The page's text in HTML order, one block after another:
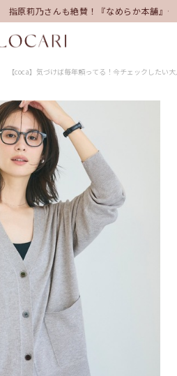
指原莉乃さんも絶賛！『なめらか本舗』保湿
【coca】気づけば毎年頼ってる！今チェックしたい